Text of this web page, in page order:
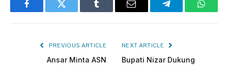
FacebookTwitter Tumblr Email Telegram
PREVIOUS ARTICLE
Ansar Minta ASN
NEXT ARTICLE
Bupati Nizar Dukung